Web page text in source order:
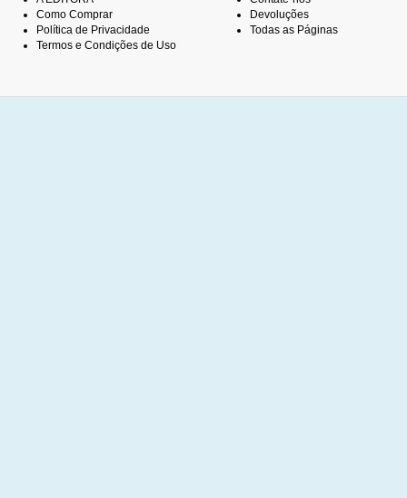
Como Comprar
Política de Privacidade
Termos e Condições de Uso
Devoluções
Todas as Páginas